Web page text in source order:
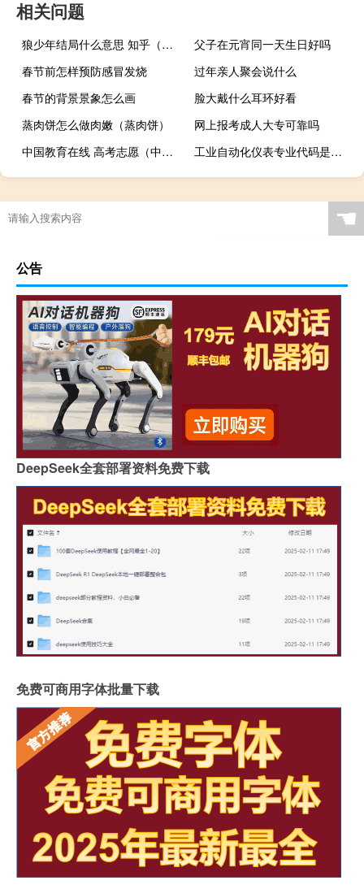
相关问题
狼少年结局什么意思 知乎（狼少年结局什么意思）
父子在元宵同一天生日好吗
春节前怎样预防感冒发烧
过年亲人聚会说什么
春节的背景景象怎么画
脸大戴什么耳环好看
蒸肉饼怎么做肉嫩（蒸肉饼）
网上报考成人大专可靠吗
中国教育在线 高考志愿（中国教育在线高考志愿填报参考系统）
工业自动化仪表专业代码是什么
☚
公告
DeepSeek全套部署资料免费下载
免费可商用字体批量下载